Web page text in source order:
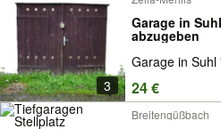
3
Garage in
abzugeben
Garage in Suhl
24 €
Breitengüßbach